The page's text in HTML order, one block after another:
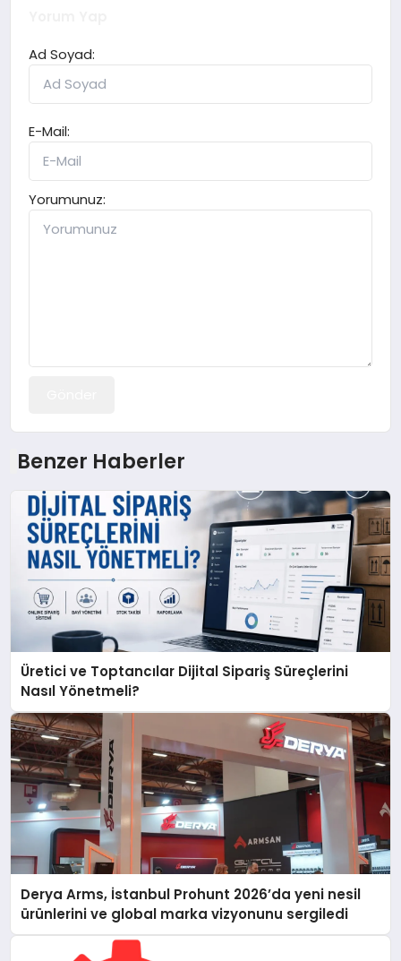
Ad Soyad:
E-Mail:
Yorumunuz:
Benzer Haberler
Üretici ve Toptancılar Dijital Sipariş Süreçlerini
Nasıl Yönetmeli?
Derya Arms, İstanbul Prohunt 2026’da yeni nesil
ürünlerini ve global marka vizyonunu sergiledi